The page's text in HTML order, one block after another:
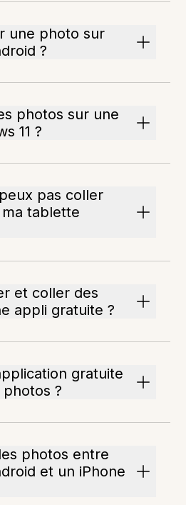
une photo sur
?
photos sur une
11 ?
pas coller
tablette
et coller des
appli gratuite ?
gratuite
?
photos entre
et un iPhone